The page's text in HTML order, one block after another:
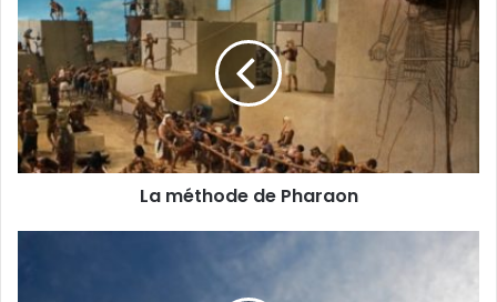
La méthode de Pharaon